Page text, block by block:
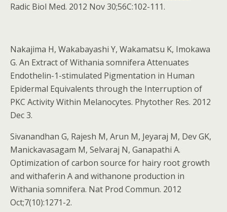
Radic Biol Med. 2012 Nov 30;56C:102-111.
Nakajima H, Wakabayashi Y, Wakamatsu K, Imokawa
G. An Extract of Withania somnifera Attenuates
Endothelin-1-stimulated Pigmentation in Human
Epidermal Equivalents through the Interruption of
PKC Activity Within Melanocytes. Phytother Res. 2012
Dec 3.
Sivanandhan G, Rajesh M, Arun M, Jeyaraj M, Dev GK,
Manickavasagam M, Selvaraj N, Ganapathi A.
Optimization of carbon source for hairy root growth
and withaferin A and withanone production in
Withania somnifera. Nat Prod Commun. 2012
Oct;7(10):1271-2.